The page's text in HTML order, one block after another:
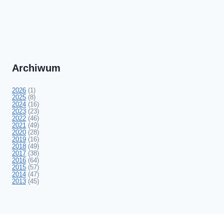
Archiwum
2026 (1)
2025 (8)
2024 (16)
2023 (23)
2022 (46)
2021 (49)
2020 (28)
2019 (16)
2018 (49)
2017 (38)
2016 (64)
2015 (57)
2014 (47)
2013 (45)